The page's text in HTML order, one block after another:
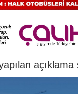
açıklama